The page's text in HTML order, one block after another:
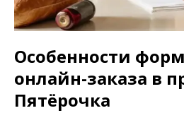
Особенности
онлайн-заказа в
Пятёрочка